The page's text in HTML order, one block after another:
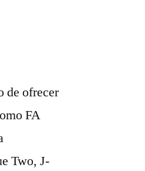
de ofrecer
FA
Two, J-